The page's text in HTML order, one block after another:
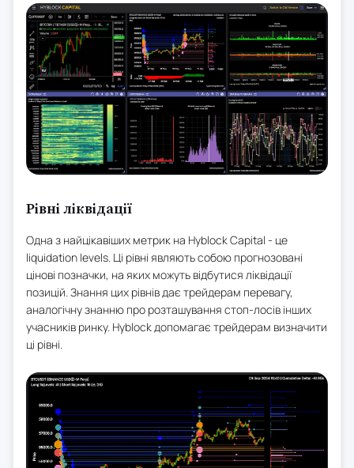
Рівні ліквідації
Одна з найцікавіших метрик на Hyblock Capital - це
liquidation levels. Ці рівні являють собою прогнозовані
цінові позначки, на яких можуть відбутися ліквідації
позицій. Знання цих рівнів дає трейдерам перевагу,
аналогічну знанню про розташування стоп-лосів інших
учасників ринку. Hyblock допомагає трейдерам визначити
ці рівні.